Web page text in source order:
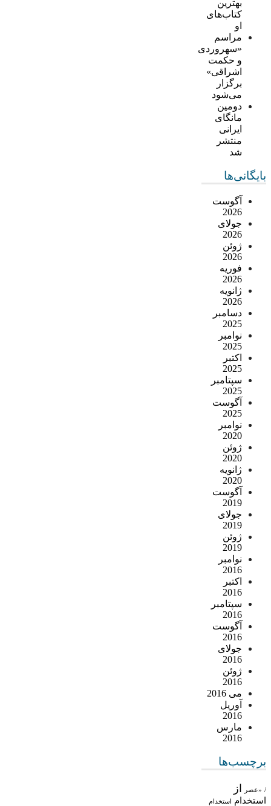
بهترین
کتاب‌های
او
مراسم
«سهروردی
و حکمت
اشراقی»
برگزار
می‌شود
دومین
مانگای
ایرانی
منتشر
شد
بایگانی‌ها
آگوست
2026
جولای
2026
ژوئن
2026
فوریه
2026
ژانویه
2026
دسامبر
2025
نوامبر
2025
اکتبر
2025
سپتامبر
2025
آگوست
2025
نوامبر
2020
ژوئن
2020
ژانویه
2020
آگوست
2019
جولای
2019
ژوئن
2019
نوامبر
2016
اکتبر
2016
سپتامبر
2016
آگوست
2016
جولای
2016
ژوئن
2016
می 2016
آوریل
2016
مارس
2016
برچسب‌ها
/ «عصر از
استخدام استخدام